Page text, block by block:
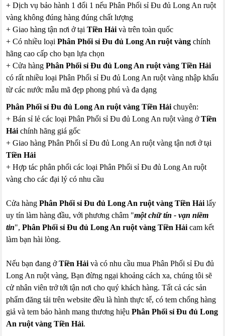
+ Dịch vụ bảo hành 1 đổi 1 nếu Phân Phối sỉ Đu đủ Long An ruột
vàng không đúng hàng đúng chất lượng
+ Giao hàng tận nơi ở tạiTiền Hải và trên toàn quốc
+ Có nhiều loạiPhân Phối sỉ Đu đủ Long An ruột vàng chính
hãng cao cấp cho bạn lựa chọn
+ Cửa hàngPhân Phối sỉ Đu đủ Long An ruột vàng Tiền Hải
có rất nhiều loại Phân Phối sỉ Đu đủ Long An ruột vàng nhập khẩu
từ các nước mẫu mã đẹp phong phú và đa dạng
Phân Phối sỉ Đu đủ Long An ruột vàng Tiền Hảichuyên:
+ Bán sỉ lẻ các loại Phân Phối sỉ Đu đủ Long An ruột vàng ởTiền
Hải chính hãng giá gốc
+ Giao hàng Phân Phối sỉ Đu đủ Long An ruột vàng tận nơi ở tại
Tiền Hải
+ Hợp tác phân phối các loại Phân Phối sỉ Đu đủ Long An ruột
vàng cho các đại lý có nhu cầu
Cửa hàngPhân Phối sỉ Đu đủ Long An ruột vàng Tiền Hải lấy
uy tín làm hàng đầu, với phương châm "một chữ tín - vạn niềm
tin",Phân Phối sỉ Đu đủ Long An ruột vàng Tiền Hải cam kết
làm bạn hài lòng.
Nếu bạn đang ởTiền Hải và có nhu cầu mua Phân Phối sỉ Đu đủ
Long An ruột vàng, Bạn đừng ngại khoảng cách xa, chúng tôi sẽ
cử nhân viên trở tới tận nơi cho quý khách hàng. Tất cả các sản
phẩm đăng tải trên website đều là hình thực tế, có tem chống hàng
giả và tem bảo hành mang thương hiệuPhân Phối sỉ Đu đủ Long
An ruột vàng Tiền Hải.